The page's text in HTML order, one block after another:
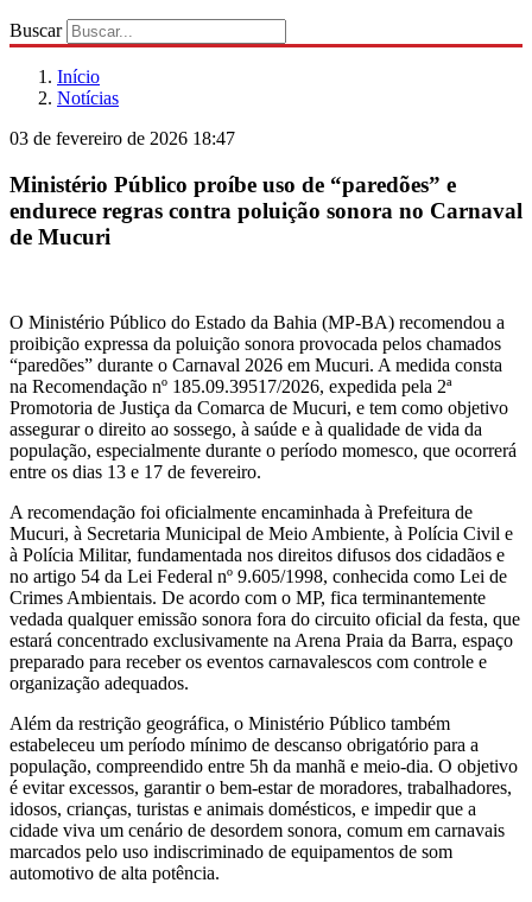
Buscar
Início
Notícias
03 de fevereiro de 2026 18:47
Ministério Público proíbe uso de “paredões” e
endurece regras contra poluição sonora no Carnaval
de Mucuri
O Ministério Público do Estado da Bahia (MP-BA) recomendou a
proibição expressa da poluição sonora provocada pelos chamados
“paredões” durante o Carnaval 2026 em Mucuri. A medida consta
na Recomendação nº 185.09.39517/2026, expedida pela 2ª
Promotoria de Justiça da Comarca de Mucuri, e tem como objetivo
assegurar o direito ao sossego, à saúde e à qualidade de vida da
população, especialmente durante o período momesco, que ocorrerá
entre os dias 13 e 17 de fevereiro.
A recomendação foi oficialmente encaminhada à Prefeitura de
Mucuri, à Secretaria Municipal de Meio Ambiente, à Polícia Civil e
à Polícia Militar, fundamentada nos direitos difusos dos cidadãos e
no artigo 54 da Lei Federal nº 9.605/1998, conhecida como Lei de
Crimes Ambientais. De acordo com o MP, fica terminantemente
vedada qualquer emissão sonora fora do circuito oficial da festa, que
estará concentrado exclusivamente na Arena Praia da Barra, espaço
preparado para receber os eventos carnavalescos com controle e
organização adequados.
Além da restrição geográfica, o Ministério Público também
estabeleceu um período mínimo de descanso obrigatório para a
população, compreendido entre 5h da manhã e meio-dia. O objetivo
é evitar excessos, garantir o bem-estar de moradores, trabalhadores,
idosos, crianças, turistas e animais domésticos, e impedir que a
cidade viva um cenário de desordem sonora, comum em carnavais
marcados pelo uso indiscriminado de equipamentos de som
automotivo de alta potência.